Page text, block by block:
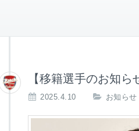
【移籍選手のお知ら
2025.4.10 お知らせ